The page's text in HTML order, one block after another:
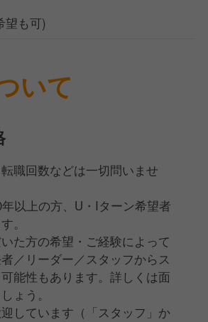
望も可)
いて
職回数などは一切問いませ
以上の方、U・Iターン希望者
。
た方の希望・ご経験によって
／リーダー／スタッフからス
能性もあります。詳しくは面
ょう。
しています（「スタッフ」か